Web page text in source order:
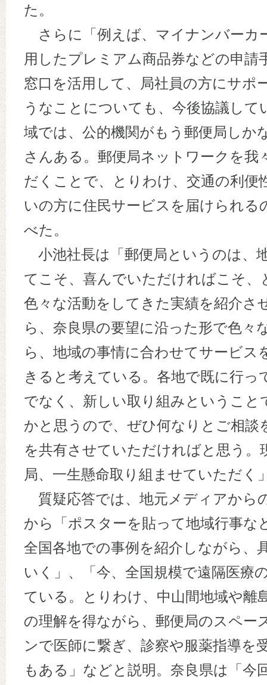
た。
さらに「例えば、マイナンバーカ
用したプレミアム商品券などの申請
窓口を活用して、局社員の方にサポ
うなことについても、今後協議して
域では、公的機関がもう郵便局しか
さんある。郵便局ネットワークを我
だくことで、とりわけ、交通の利便
いの方に住民サービスを届けられる
べた。
小池社長は「郵便局というのは、
てこそ、喜んでいただければこそ、
色々な活動をしてきた実績を紹介さ
ら、奈良県の要望に沿った形で色々
ら、地域の事情に合わせてサービス
きると考えている。各地で既に行っ
でなく、新しい取り組みということ
かと思うので、ぜひ何なりとご相談
を共有させていただければと思う。
局、一生懸命取り組ませていただく
質疑応答では、地元メディアから
から「ポスターを貼って地域行事な
全国各地での事例を紹介しながら、
いく」、「今、全国規模で遠隔医療
ている。とりわけ、中山間地域や離
の理解を得ながら、郵便局のスペー
ンで医師に繋ぎ、診察や服薬指導を
もある」などと説明。奈良県は「今